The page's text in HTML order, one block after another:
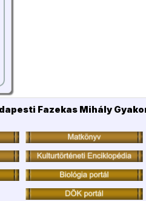
Fazekas Mihály